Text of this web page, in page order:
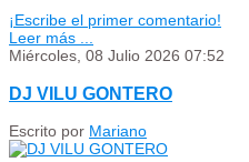
¡Escribe el primer comentario!
Leer más ...
Miércoles, 08 Julio 2026 07:52
DJ VILU GONTERO
Escrito por Mariano